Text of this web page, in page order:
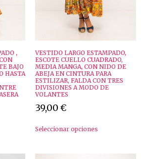
,
BAJO
HASTA
VESTIDO LARGO ESTAMPADO,
ESCOTE CUELLO CUADRADO,
MEDIA MANGA, CON NIDO DE
ABEJA EN CINTURA PARA
ESTILIZAR, FALDA CON TRES
DIVISIONES A MODO DE
VOLANTES
39,00 €
Seleccionar opciones